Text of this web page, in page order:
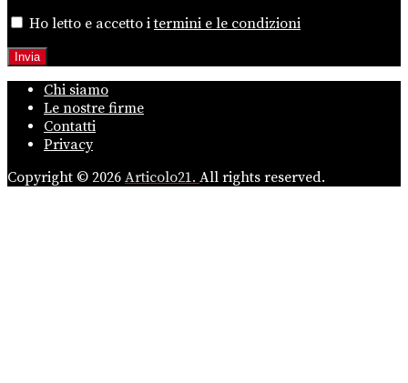
Ho letto e accetto itermini e le condizioni
Chi siamo
Le nostre firme
Contatti
Privacy
Copyright © 2026 Articolo21. All rights reserved.